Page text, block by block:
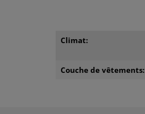
Climat:
Couche de vêtements: